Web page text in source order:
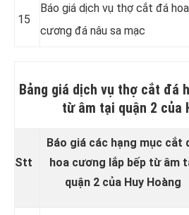
15
Báo giá dịch vụ thợ cắt đá hoa
cương đá nâu sa mạc
Bảng giá dịch vụ thợ cắt đá
từ âm tại quận 2 của
Stt
Báo giá các hạng mục cắt
hoa cương lắp bếp từ âm
quận 2 của Huy Hoàng